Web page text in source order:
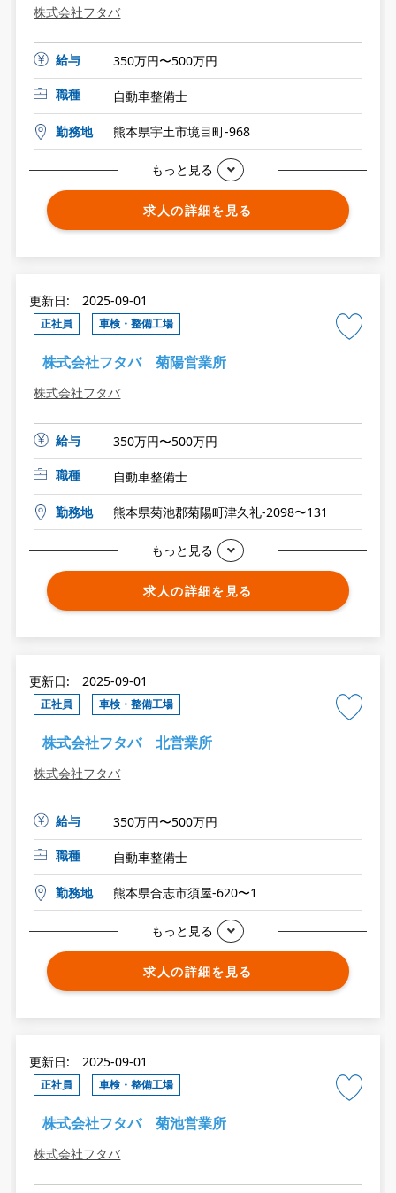
株式会社フタバ
給与
350万円〜500万円
職種
自動車整備士
勤務地 熊本県宇土市境目町-968
もっと見る
求人の詳細を見る
更新日: 2025-09-01
正社員 車検・整備工場
株式会社フタバ 菊陽営業所
株式会社フタバ
給与
350万円〜500万円
職種
自動車整備士
勤務地 熊本県菊池郡菊陽町津久礼-2098〜131
もっと見る
求人の詳細を見る
更新日: 2025-09-01
正社員 車検・整備工場
株式会社フタバ 北営業所
株式会社フタバ
給与
350万円〜500万円
職種
自動車整備士
勤務地 熊本県合志市須屋-620〜1
もっと見る
求人の詳細を見る
更新日: 2025-09-01
正社員 車検・整備工場
株式会社フタバ 菊池営業所
株式会社フタバ